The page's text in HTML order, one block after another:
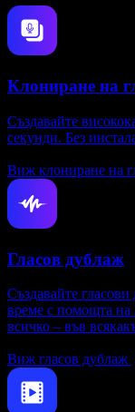
Клониране на
Създавайте
секунди. Без
Виж клониране на
Гласов дублаж
Създавайте
време с помощта на
всичко – във
Виж гласов дублаж